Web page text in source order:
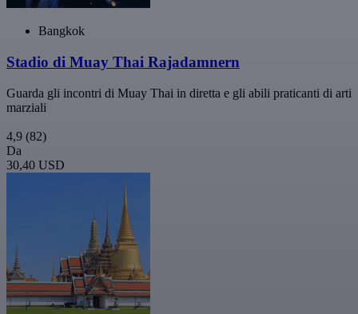
Bangkok
Stadio di Muay Thai Rajadamnern
Guarda gli incontri di Muay Thai in diretta e gli abili praticanti di arti
marziali
4,9 (82)
Da
30,40 USD